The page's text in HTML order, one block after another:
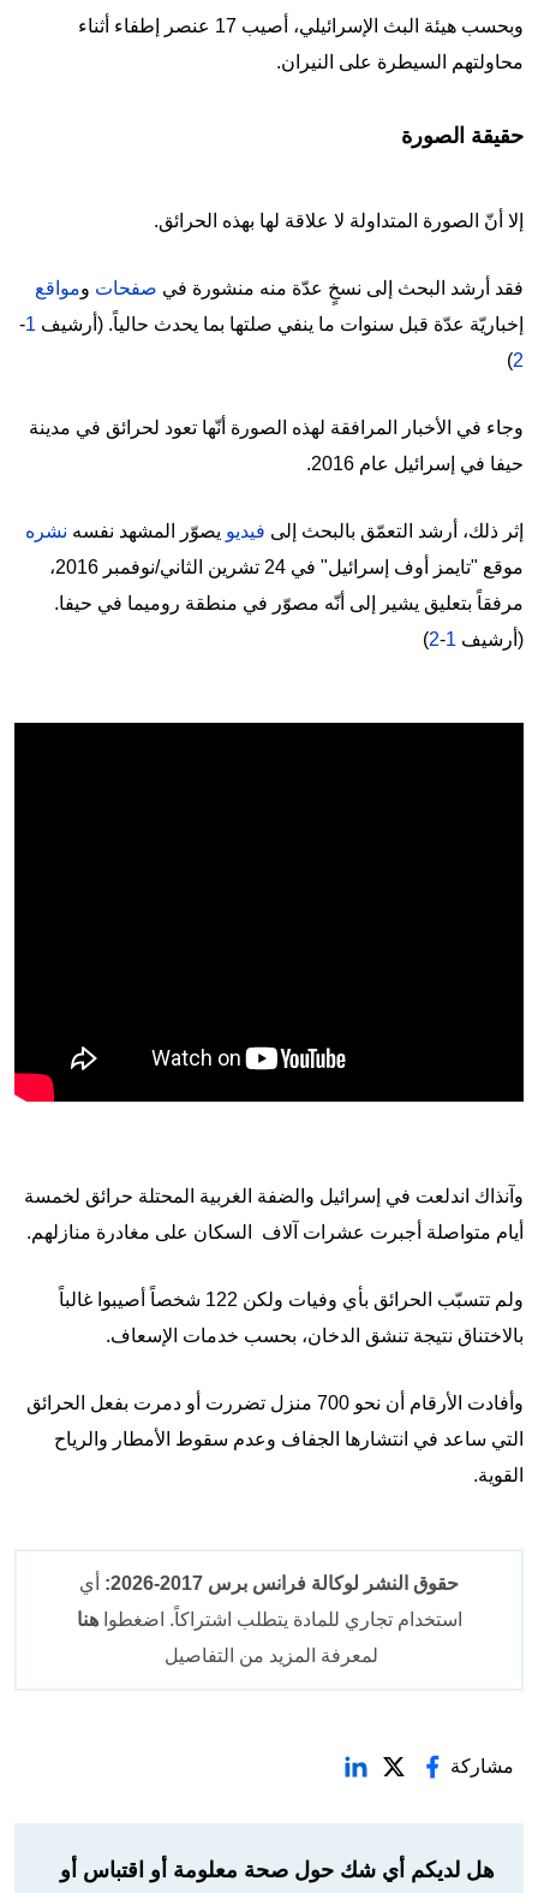
وبحسب هيئة البث الإسرائيلي، أصيب 17 عنصر إطفاء أثناء
محاولتهم السيطرة على النيران.
حقيقة الصورة
إلا أنّ الصورة المتداولة لا علاقة لها بهذه الحرائق.
فقد أرشد البحث إلى نسخٍ عدّة منه منشورة في صفحات ومواقع
إخباريّة عدّة قبل سنوات ما ينفي صلتها بما يحدث حالياً. (أرشيف 1
-
2
)
وجاء في الأخبار المرافقة لهذه الصورة أنّها تعود لحرائق في مدينة
حيفا في إسرائيل عام 2016.
إثر ذلك، أرشد التعمّق بالبحث إلى فيديو يصوّر المشهد نفسه نشره
موقع "تايمز أوف إسرائيل" في 24 تشرين الثاني/نوفمبر 2016،
مرفقاً بتعليق يشير إلى أنّه مصوّر في منطقة روميما في حيفا.
(أرشيف 1
-
2
)
وآنذاك اندلعت في إسرائيل والضفة الغربية المحتلة حرائق لخمسة
أيام متواصلة أجبرت عشرات آلاف السكان على مغادرة منازلهم.
ولم تتسبّب الحرائق بأي وفيات ولكن 122 شخصاً أصيبوا غالباً
بالاختناق نتيجة تنشق الدخان، بحسب خدمات الإسعاف.
وأفادت الأرقام أن نحو 700 منزل تضررت أو دمرت بفعل الحرائق
التي ساعد في انتشارها الجفاف وعدم سقوط الأمطار والرياح
القوية.
حقوق النشر لوكالة فرانس برس 2017-2026:
أي
استخدام تجاري للمادة يتطلب اشتراكاً. اضغطواهنا
لمعرفة المزيد من التفاصيل
مشاركة
هل لديكم أي شك حول صحة معلومة أو اقتباس أو